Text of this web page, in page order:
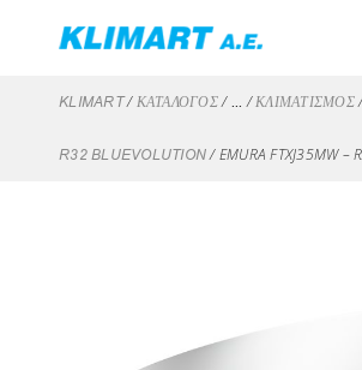
KLIMART/ΚΑΤΑΛΟΓΟΣ/... /ΚΛΙΜΑΤΙΣΜΌΣ
R32 BLUEVOLUTION/EMURA FTXJ35MW –